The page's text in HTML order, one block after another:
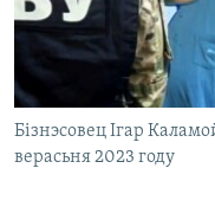
Бізнэсовец Ігар
верасьня 2023 году